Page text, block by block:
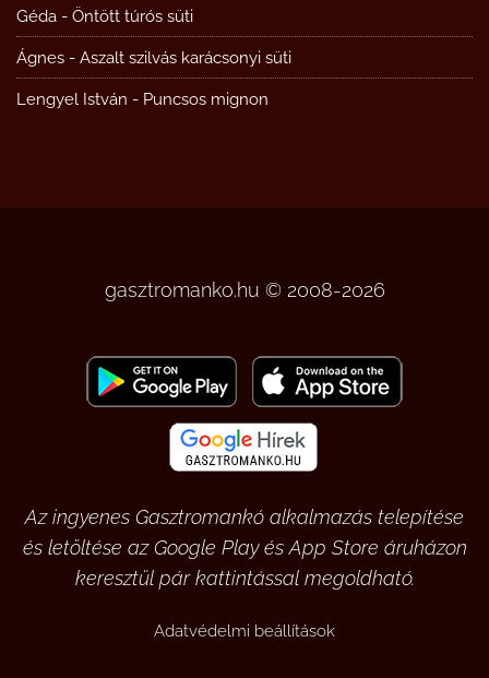
Géda - Öntött túrós süti
Ágnes - Aszalt szilvás karácsonyi süti
Lengyel István - Puncsos mignon
gasztromanko.hu © 2008-2026
Az ingyenes Gasztromankó alkalmazás telepítése
és letöltése az Google Play és App Store áruházon
keresztül pár kattintással megoldható.
Adatvédelmi beállítások